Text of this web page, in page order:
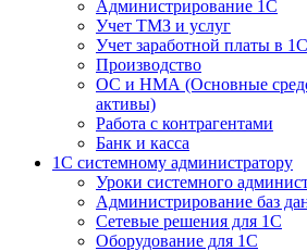
Администрирование 1С
Учет ТМЗ и услуг
Учет заработной платы в 1С
Производство
ОС и НМА (Основные
активы)
Работа с контрагентами
Банк и касса
1С системному администратору
Уроки системного
Администрирование баз
Сетевые решения для 1С
Оборудование для 1С